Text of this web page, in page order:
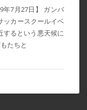
年7月27日】 ガンバ
ッカースクールイベ
するという悪天候に
たちと